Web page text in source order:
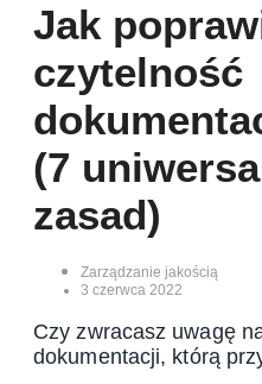
Jak
czytelność
(7
zasad)
Zarządzanie jakością
3 czerwca 2022
Czy zwracasz uwagę
dokumentacji, którą